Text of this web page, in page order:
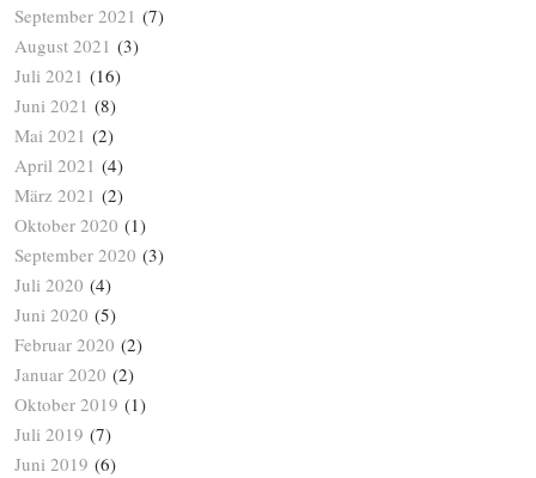
September 2021 (7)
August 2021 (3)
Juli 2021 (16)
Juni 2021 (8)
Mai 2021 (2)
April 2021 (4)
März 2021 (2)
Oktober 2020 (1)
September 2020 (3)
Juli 2020 (4)
Juni 2020 (5)
Februar 2020 (2)
Januar 2020 (2)
Oktober 2019 (1)
Juli 2019 (7)
Juni 2019 (6)